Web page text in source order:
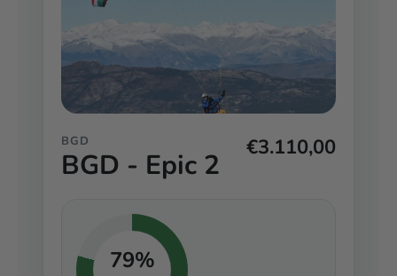
BGD
BGD - Epic 2 €3.110,00
79%